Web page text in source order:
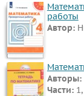
работы
Автор:
Авторы:
Части: